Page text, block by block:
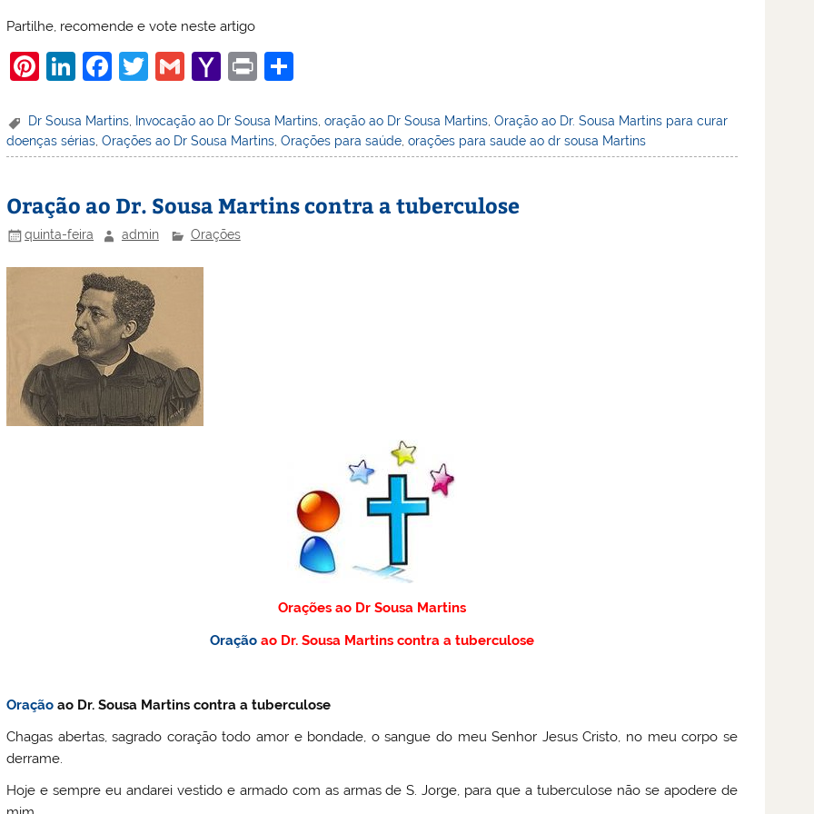
Partilhe, recomende e vote neste artigo
Pi
er
e
Li
k
e
n
F
c
e
o
o
k
T
itt
er
G
ai
l
Y
h
o
M
ai
Pr
t
ar
e
Dr Sousa Martins, Invocação ao Dr Sousa Martins,oração ao Dr Sousa Martins,Oração ao Dr. Sousa Martins para curar
doenças sérias ,Orações ao Dr Sousa Martins ,Orações para saúde ,orações para saude ao dr sousa Martins
Oração ao Dr. Sousa Martins contra a tuberculose
quinta-feira admin Orações
Orações ao Dr Sousa Martins
Oraçãoao Dr. Sousa Martins contra a tuberculose
Oração ao Dr. Sousa Martins contra a tuberculose
Chagas abertas, sagrado coração todo amor e bondade, o sangue do meu Senhor Jesus Cristo, no meu corpo se
derrame.
Hoje e sempre eu andarei vestido e armado com as armas de S. Jorge, para que a tuberculose não se apodere de